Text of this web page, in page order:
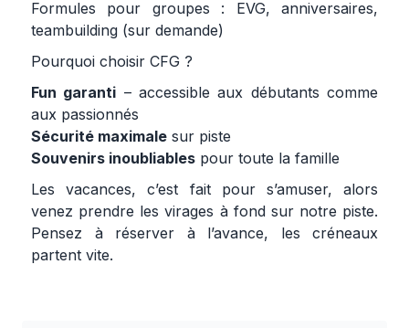
Formules pour groupes : EVG, anniversaires,
teambuilding (sur demande)
Pourquoi choisir CFG ?
Fun garanti – accessible aux débutants comme
aux passionnés
Sécurité maximale sur piste
Souvenirs inoubliables pour toute la famille
Les vacances, c’est fait pour s’amuser, alors
venez prendre les virages à fond sur notre piste.
Pensez à réserver à l’avance, les créneaux
partent vite.